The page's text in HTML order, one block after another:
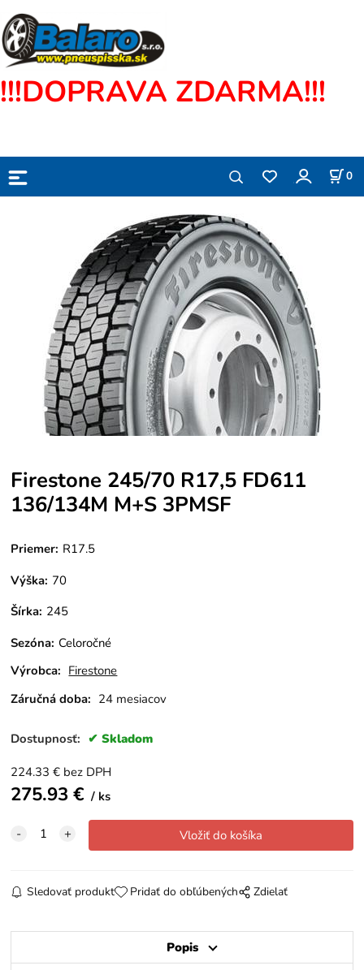
!!!DOPRAVA ZDARMA!!!
0
Firestone 245/70 R17,5 FD611
136/134M M+S 3PMSF
Priemer: R17.5
Výška: 70
Šírka: 245
Sezóna: Celoročné
Výrobca: Firestone
Záručná doba: 24 mesiacov
Dostupnosť: Skladom
224.33 € bez DPH
275.93 € ks
Sledovať produkt Pridať do obľúbených Zdielať
Popis